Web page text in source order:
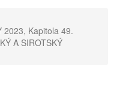
2023, Kapitola 49.
A SIROTSKÝ